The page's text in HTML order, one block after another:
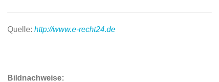
Quelle: http://www.e-recht24.de
Bildnachweise:
IMPRESSUM, AGB & LINKS